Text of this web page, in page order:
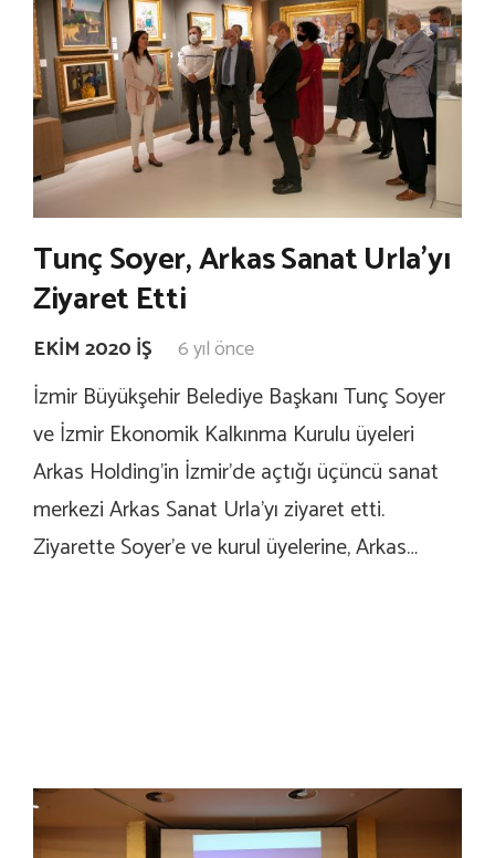
Tunç Soyer, Arkas Sanat Urla’yı
Ziyaret Etti
EKIM 2020 İŞ 6 yıl önce
İzmir Büyükşehir Belediye Başkanı Tunç Soyer
ve İzmir Ekonomik Kalkınma Kurulu üyeleri
Arkas Holding’in İzmir’de açtığı üçüncü sanat
merkezi Arkas Sanat Urla’yı ziyaret etti.
Ziyarette Soyer’e ve kurul üyelerine, Arkas…